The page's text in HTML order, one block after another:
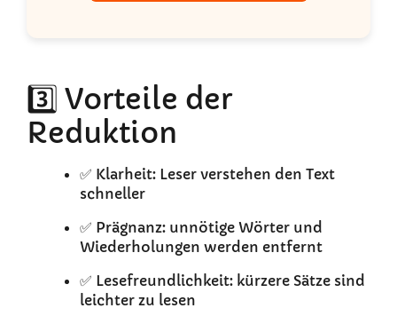
3️⃣ Vorteile der
Reduktion
✅ Klarheit: Leser verstehen den Text
schneller
✅ Prägnanz: unnötige Wörter und
Wiederholungen werden entfernt
✅ Lesefreundlichkeit: kürzere Sätze sind
leichter zu lesen